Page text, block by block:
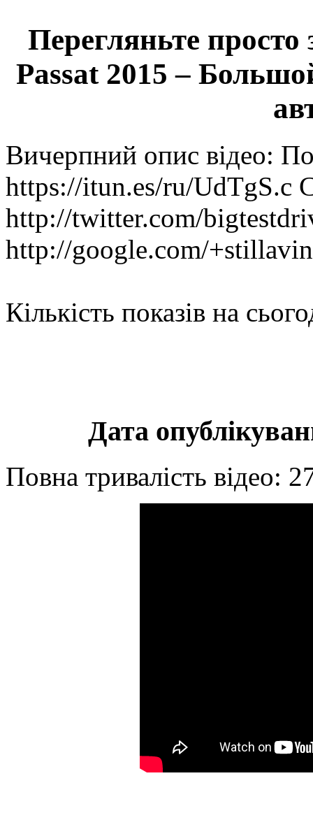
Перегляньте
Passat 2015 –
Вичерпний опис відео:
https://itun.es/ru/UdTgS.c
http://twitter.com/
http://google.com/
Кількість показів на
Дата
Повна тривалість відео: